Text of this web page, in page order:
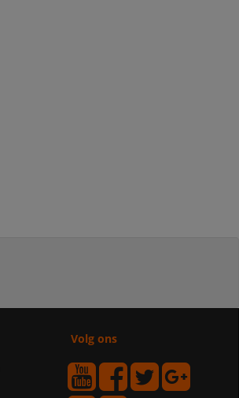
Volg ons